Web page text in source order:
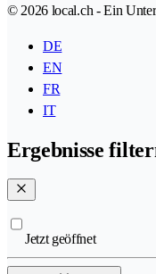
© 2026 local.ch - Ein
DE
EN
FR
IT
Ergebnisse
Jetzt geöffnet